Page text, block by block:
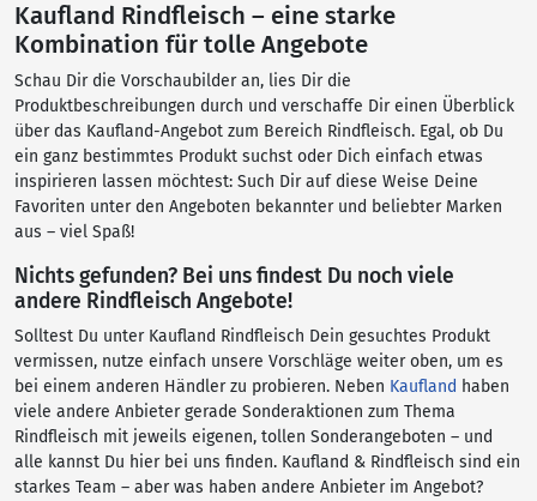
Kaufland Rindfleisch – eine starke
Kombination für tolle Angebote
Schau Dir die Vorschaubilder an, lies Dir die
Produktbeschreibungen durch und verschaffe Dir einen Überblick
über das Kaufland-Angebot zum Bereich Rindfleisch. Egal, ob Du
ein ganz bestimmtes Produkt suchst oder Dich einfach etwas
inspirieren lassen möchtest: Such Dir auf diese Weise Deine
Favoriten unter den Angeboten bekannter und beliebter Marken
aus – viel Spaß!
Nichts gefunden? Bei uns findest Du noch viele
andere Rindfleisch Angebote!
Solltest Du unter Kaufland Rindfleisch Dein gesuchtes Produkt
vermissen, nutze einfach unsere Vorschläge weiter oben, um es
bei einem anderen Händler zu probieren. Neben Kaufland haben
viele andere Anbieter gerade Sonderaktionen zum Thema
Rindfleisch mit jeweils eigenen, tollen Sonderangeboten – und
alle kannst Du hier bei uns finden. Kaufland & Rindfleisch sind ein
starkes Team – aber was haben andere Anbieter im Angebot?